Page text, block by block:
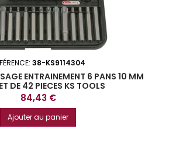
38-KS9114304
ENTRAINEMENT 6 PANS 10 MM
DE 42 PIECES KS TOOLS
Prix
84,43 €
Ajouter au panier